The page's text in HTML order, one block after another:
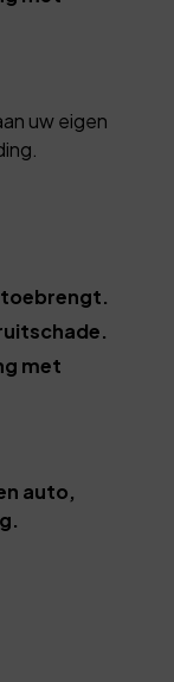
uw eigen
toebrengt.
met
auto,